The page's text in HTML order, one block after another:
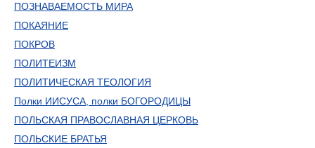
ПОЗНАВАЕМОСТЬ МИРА
ПОКАЯНИЕ
ПОКРОВ
ПОЛИТЕИЗМ
ПОЛИТИЧЕСКАЯ ТЕОЛОГИЯ
Полки ИИСУСА, полки БОГОРОДИЦЫ
ПОЛЬСКАЯ ПРАВОСЛАВНАЯ ЦЕРКОВЬ
ПОЛЬСКИЕ БРАТЬЯ